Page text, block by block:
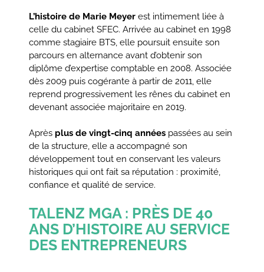
L’histoire de Marie Meyer est intimement liée à
celle du cabinet SFEC. Arrivée au cabinet en 1998
comme stagiaire BTS, elle poursuit ensuite son
parcours en alternance avant d’obtenir son
diplôme d’expertise comptable en 2008. Associée
dès 2009 puis cogérante à partir de 2011, elle
reprend progressivement les rênes du cabinet en
devenant associée majoritaire en 2019.
Aprèsplus de vingt-cinq années passées au sein
de la structure, elle a accompagné son
développement tout en conservant les valeurs
historiques qui ont fait sa réputation : proximité,
confiance et qualité de service.
TALENZ MGA : PRÈS DE 40
ANS D’HISTOIRE AU SERVICE
DES ENTREPRENEURS